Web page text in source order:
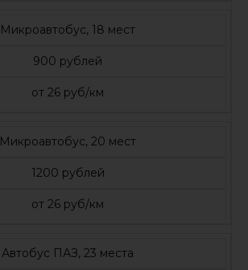
Микроавтобус, 18 мест
900 рублей
от 26 руб/км
Микроавтобус, 20 мест
1200 рублей
от 26 руб/км
Автобус ПАЗ, 23 места